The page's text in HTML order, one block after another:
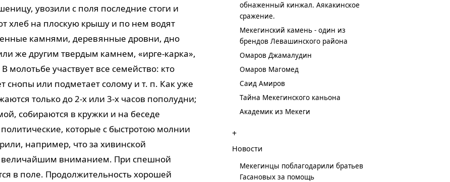
увозили с поля последние стоги и
хлеб на плоскую крышу и по нем водят
камнями, деревянные дровни, дно
же другим твердым камнем, «ирге-карка»,
В молотьбе участвует все семейство: кто
снопы или подметает солому и т. п. Как уже
только до 2-х или 3-х часов пополудни;
собираются в кружки и на беседе
которые с быстротою молнии
например, что за хивинской
величайшим вниманием. При спешной
в поле. Продолжительность хорошей
обнаженный кинжал. Аякакинское
сражение.
Мекегинский камень - один из
брендов Левашинского района
Омаров Джамалудин
Омаров Магомед
Саид Амиров
Тайна Мекегинского каньона
Академик из Мекеги
+
Новости
Мекегинцы поблагодарили братьев
Гасановых за помощь